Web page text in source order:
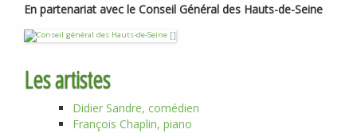
En partenariat avec le Conseil Général des Hauts-de-Seine
Les artistes
Didier Sandre, comédien
François Chaplin, piano